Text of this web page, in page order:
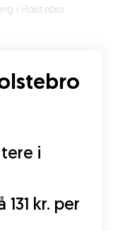
igen en anden
i Holstebro
i
kr. per